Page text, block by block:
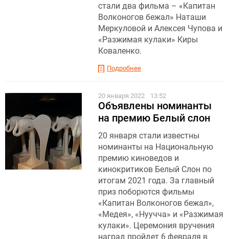
стали два фильма – «Капитан
Волконогов бежал» Наташи
Меркуловой и Алексея Чупова и
«Разжимая кулаки» Киры
Коваленко.
Подробнее
20 января 2022 13:52
Объявлены номинанты
на премию Белый слон
20 января стали известны
номинанты на Национальную
премию киноведов и
кинокритиков Белый Слон по
итогам 2021 года. За главный
приз поборются фильмы
«Капитан Волконогов бежал»,
«Медея», «Нуучча» и «Разжимая
кулаки». Церемония вручения
наград пройдет 6 февраля в